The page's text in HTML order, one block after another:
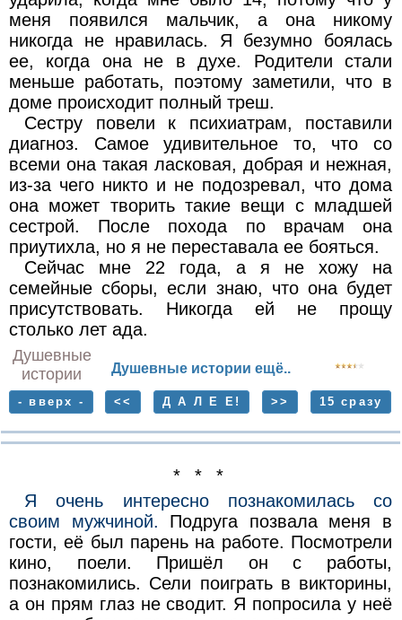
меня появился мальчик, а она никому
никогда не нравилась. Я безумно боялась
ее, когда она не в духе. Родители стали
меньше работать, поэтому заметили, что в
доме происходит полный треш.
Сестру повели к психиатрам, поставили
диагноз. Самое удивительное то, что со
всеми она такая ласковая, добрая и нежная,
из-за чего никто и не подозревал, что дома
она может творить такие вещи с младшей
сестрой. После похода по врачам она
приутихла, но я не переставала ее бояться.
Сейчас мне 22 года, а я не хожу на
семейные сборы, если знаю, что она будет
присутствовать. Никогда ей не прощу
столько лет ада.
Душевные
истории
Душевные истории ещё..
- вверх - << Д А Л Е Е! >> 15 сразу
* * *
Я очень интересно познакомилась со
своим мужчиной. Подруга позвала меня в
гости, её был парень на работе. Посмотрели
кино, поели. Пришёл он с работы,
познакомились. Сели поиграть в викторины,
а он прям глаз не сводит. Я попросила у неё